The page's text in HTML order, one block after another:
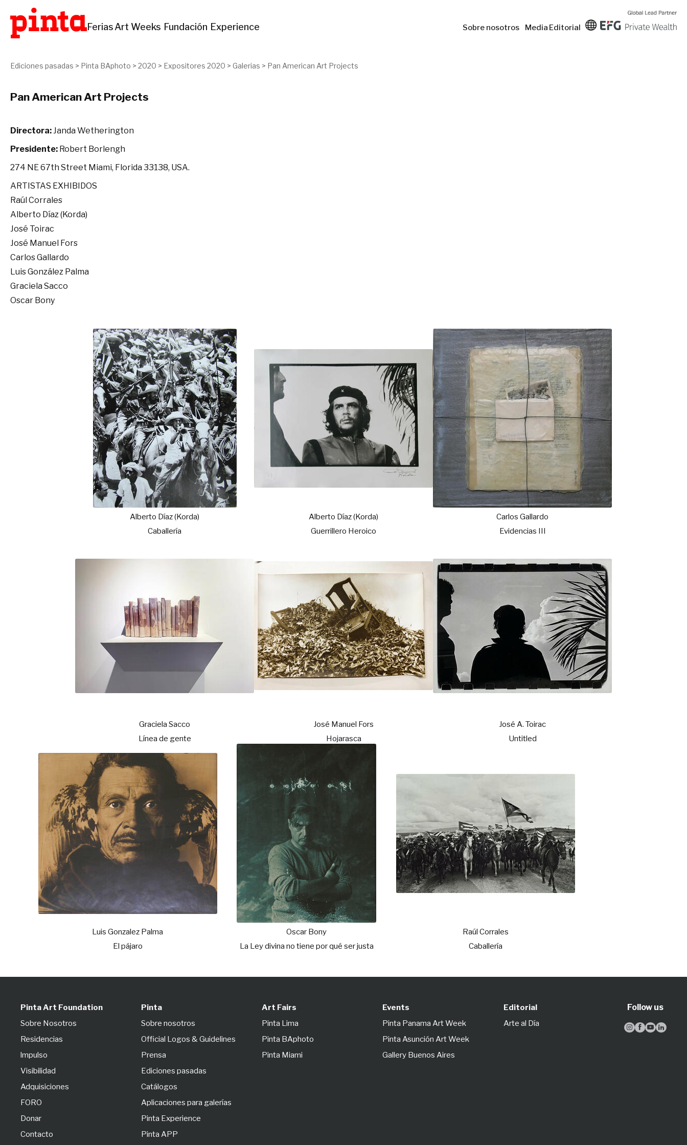
FeriasArt Weeks Fundación Experience Sobre nosotros Media Editorial
Ediciones pasadas > Pinta BAphoto > 2020 > Expositores 2020 > Galerias > Pan American Art Projects
Pan American Art Projects
Directora:Janda Wetherington
Presidente: Robert Borlengh
274 NE 67th Street Miami, Florida 33138, USA.
ARTISTAS EXHIBIDOS
Raúl Corrales
Alberto Díaz (Korda)
José Toirac
José Manuel Fors
Carlos Gallardo
Luis González Palma
Graciela Sacco
Oscar Bony
Alberto Díaz (Korda)
Caballería
Alberto Díaz (Korda)
Guerrillero Heroico
Carlos Gallardo
Evidencias III
Graciela Sacco
Línea de gente
José Manuel Fors
Hojarasca
José A. Toirac
Untitled
Luis Gonzalez Palma
El pájaro
Oscar Bony
La Ley divina no tiene por qué ser justa
Raúl Corrales
Caballería
Pinta Art Foundation
Sobre Nosotros
Residencias
lmpulso
Visibilidad
Adquisiciones
FORO
Donar
Contacto
Pinta
Sobre nosotros
Official Logos & Guidelines
Prensa
Ediciones pasadas
Catálogos
Aplicaciones para galerías
Pinta Experience
Pinta APP
Art Fairs
Pinta Lima
Pinta BAphoto
Pinta Miami
Events
Pinta Panama Art Week
Pinta Asunción Art Week
Gallery Buenos Aires
Editorial
Arte al Día
Follow us
   